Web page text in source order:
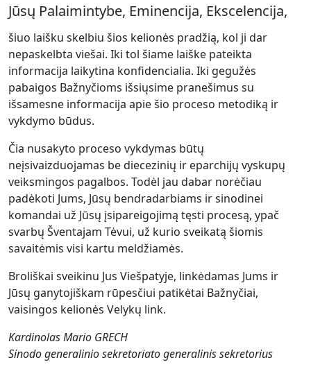
Jūsų Palaimintybe, Eminencija, Ekscelencija,
šiuo laišku skelbiu šios kelionės pradžią, kol ji dar
nepaskelbta viešai. Iki tol šiame laiške pateikta
informacija laikytina konfidencialia. Iki gegužės
pabaigos Bažnyčioms išsiųsime pranešimus su
išsamesne informacija apie šio proceso metodiką ir
vykdymo būdus.
Čia nusakyto proceso vykdymas būtų
neįsivaizduojamas be diecezinių ir eparchijų vyskupų
veiksmingos pagalbos. Todėl jau dabar norėčiau
padėkoti Jums, Jūsų bendradarbiams ir sinodinei
komandai už Jūsų įsipareigojimą tęsti procesą, ypač
svarbų Šventajam Tėvui, už kurio sveikatą šiomis
savaitėmis visi kartu meldžiamės.
Broliškai sveikinu Jus Viešpatyje, linkėdamas Jums ir
Jūsų ganytojiškam rūpesčiui patikėtai Bažnyčiai,
vaisingos kelionės Velykų link.
Kardinolas Mario GRECH
Sinodo generalinio sekretoriato generalinis sekretorius